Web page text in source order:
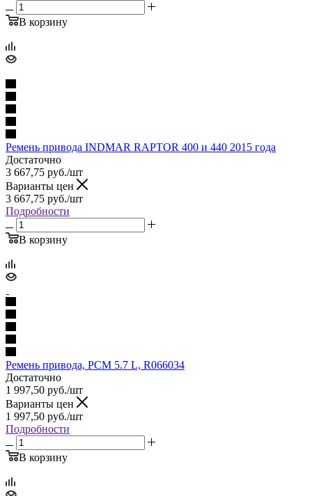
В корзину
Ремень привода INDMAR RAPTOR 400 и 440 2015 года
Достаточно
3 667,75 руб./шт
Варианты цен
3 667,75 руб./шт
Подробности
В корзину
Ремень привода, PCM 5.7 L, R066034
Достаточно
1 997,50 руб./шт
Варианты цен
1 997,50 руб./шт
Подробности
В корзину